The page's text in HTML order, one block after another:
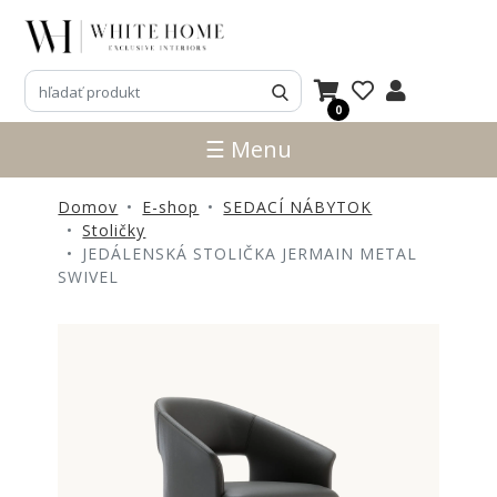
0
3D
NÁVRHY
NOVINKY
PRODUKTY
ZĽAVE
☰ Menu
Domov E-shop
SEDACÍ NÁBYTOK
Stoličky
JEDÁLENSKÁ STOLIČKA JERMAIN METAL
SWIVEL